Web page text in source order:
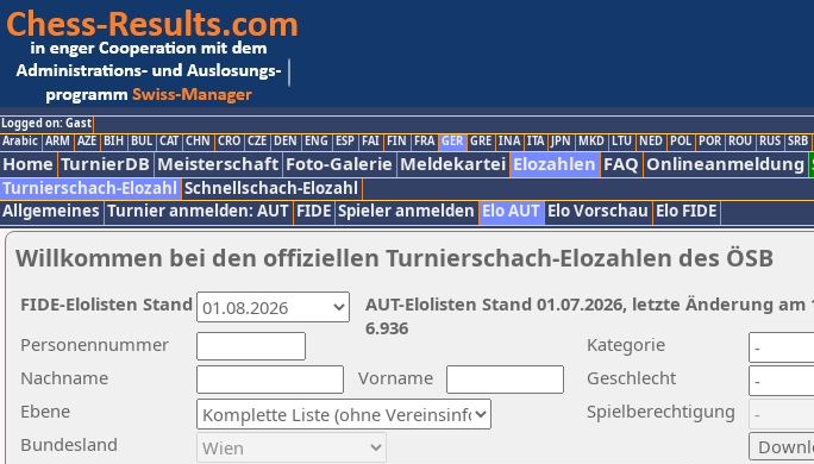
Logged on: Gast
Arabic ARM AZE BIH BUL CAT CHN CRO CZE DEN ENG ESP FAI FIN FRA GER GRE INA ITA JPN MKD LTU NED POL POR ROU RUS SRB
Home TurnierDB Meisterschaft Foto-Galerie Meldekartei Elozahlen FAQ Onlineanmeldung
Turnierschach-Elozahl Schnellschach-Elozahl
Allgemeines Turnier anmelden: AUT FIDE Spieler anmelden Elo AUT Elo Vorschau Elo FIDE
Willkommen bei den offiziellen Turnierschach-Elozahlen des ÖSB
Nachname
Vorname
Ebene
Kategorie
Personennummer
Bundesland
Geschlecht
Spielberechtigung
AUT-Elolisten Stand 01.07.2026, letzte Änderung
6.936
FIDE-Elolisten Stand